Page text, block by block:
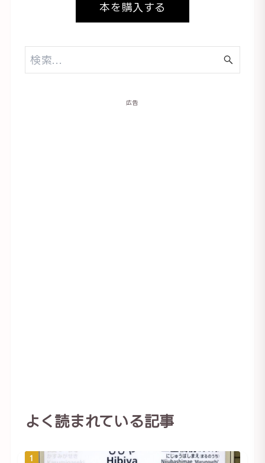
本を購入する
広告
よく読まれている記事
1